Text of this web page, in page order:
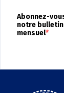
Abonnez-
notre bulletin
mensuel